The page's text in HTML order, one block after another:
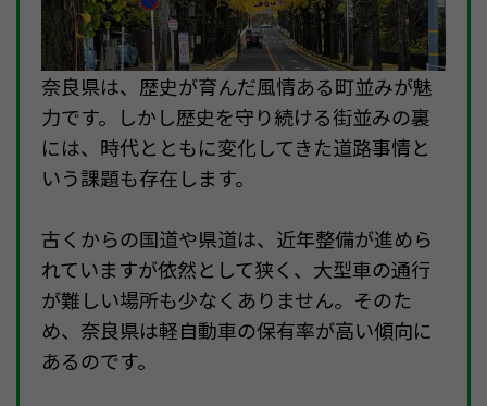
奈良県は、歴史が育んだ風情ある町並みが魅
力です。しかし歴史を守り続ける街並みの裏
には、時代とともに変化してきた道路事情と
いう課題も存在します。
古くからの国道や県道は、近年整備が進めら
れていますが依然として狭く、大型車の通行
が難しい場所も少なくありません。そのた
め、奈良県は軽自動車の保有率が高い傾向に
あるのです。